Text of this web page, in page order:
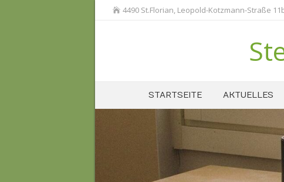
4490 St.Florian, Leopold-Kotzmann-Straße
STARTSEITE AKTUELLES